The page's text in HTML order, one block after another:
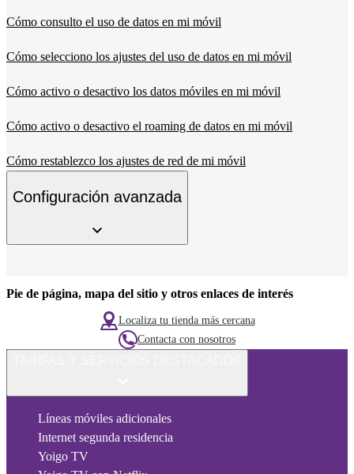
Cómo consulto el uso de datos en mi móvil
Cómo selecciono los ajustes del uso de datos en mi móvil
Cómo activo o desactivo los datos móviles en mi móvil
Cómo activo o desactivo el roaming de datos en mi móvil
Cómo restablezco los ajustes de red de mi móvil
Configuración avanzada
Pie de página, mapa del sitio y otros enlaces de interés
Localiza tu tienda más cercana
Contacta con nosotros
Líneas móviles adicionales
Internet segunda residencia
Yoigo TV